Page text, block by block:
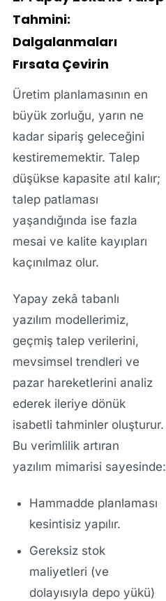
Tahmini:
Dalgalanmaları
Fırsata Çevirin
Üretim planlamasının en
büyük zorluğu, yarın ne
kadar sipariş geleceğini
kestirememektir. Talep
düşükse kapasite atıl kalır;
talep patlaması
yaşandığında ise fazla
mesai ve kalite kayıpları
kaçınılmaz olur.
Yapay zekâ tabanlı
yazılım modellerimiz,
geçmiş talep verilerini,
mevsimsel trendleri ve
pazar hareketlerini analiz
ederek ileriye dönük
isabetli tahminler oluşturur.
Bu verimlilik artıran
yazılım mimarisi sayesinde:
Hammadde planlaması
kesintisiz yapılır.
Gereksiz stok
maliyetleri (ve
dolayısıyla depo yükü)